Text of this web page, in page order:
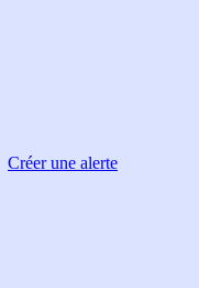
Créer une alerte